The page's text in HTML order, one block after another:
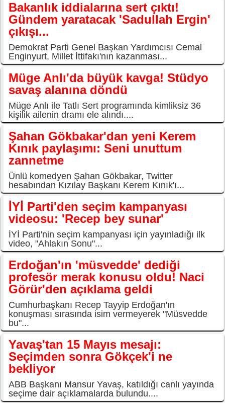
Bakanlık iddialarına sert çıktı!
Gündem yaratacak 'Sadullah Ergin'
çıkışı...
Demokrat Parti Genel Başkan Yardımcısı Cemal
Enginyurt, Millet İttifakı'nın kazanması...
Müge Anlı'da büyük kavga! Stüdyo
savaş alanına döndü
Müge Anlı ile Tatlı Sert programında kimliksiz 36
kişilik ailenin dramı ele alındı....
Şahan Gökbakar'dan yeni Kerem
Kınık paylaşımı: Seni unuttum
zannetme
Ünlü komedyen Şahan Gökbakar, Twitter
hesabından Kızılay Başkanı Kerem Kınık'ı...
İYİ Parti'den seçim kampanyası
videosu: 'Recep bey sunar'
İYİ Parti'nin seçim kampanyası için yayınladığı ilk
video, "Ahlakın Sonu"...
Erdoğan'ın 'müsvedde' dediği
profesör merak konusu oldu! Naci
Görür'den açıklama geldi
Cumhurbaşkanı Recep Tayyip Erdoğan'ın
konuşması sırasında isim vermeyerek "Müsvedde
bu"...
Yavaş'tan 15 Mayıs mesajı:
Seçimden sonra Gökçek'i ne
bekliyor
ABB Başkanı Mansur Yavaş, katıldığı canlı yayında
seçime dair açıklamalarda bulundu....